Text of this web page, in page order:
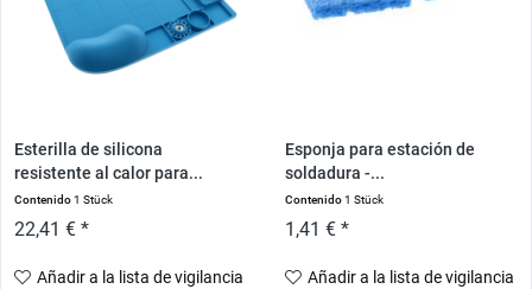
Esterilla de silicona
resistente al calor para...
Contenido1 Stück
22,41 € *
Añadir a la lista de vigilancia
Esponja para estación de
soldadura -...
Contenido1 Stück
1,41 € *
Añadir a la lista de vigilancia